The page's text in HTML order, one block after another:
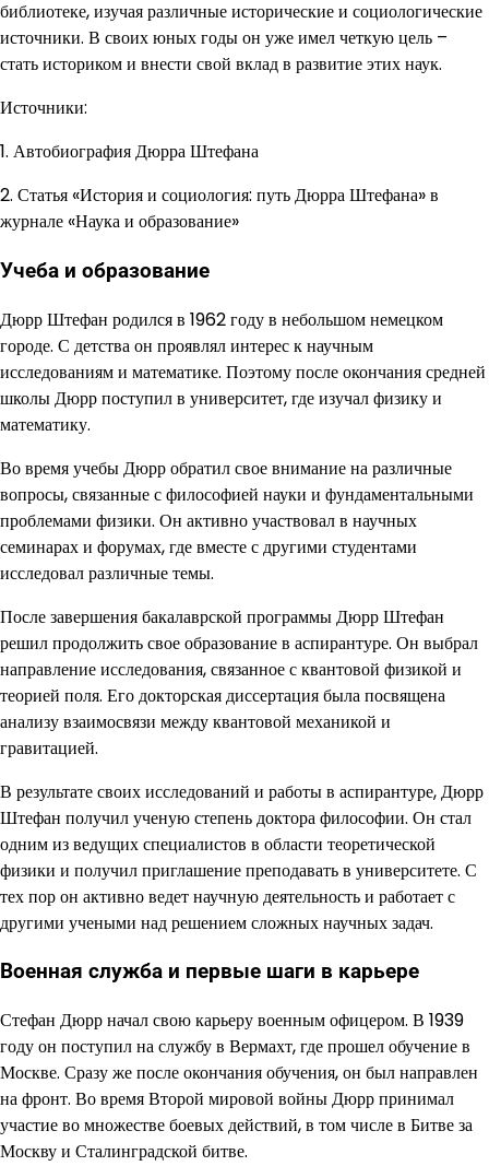
библиотеке, изучая различные исторические и социологические
источники. В своих юных годы он уже имел четкую цель –
стать историком и внести свой вклад в развитие этих наук.
Источники:
1. Автобиография Дюрра Штефана
2. Статья «История и социология: путь Дюрра Штефана» в
журнале «Наука и образование»
Учеба и образование
Дюрр Штефан родился в 1962 году в небольшом немецком
городе. С детства он проявлял интерес к научным
исследованиям и математике. Поэтому после окончания средней
школы Дюрр поступил в университет, где изучал физику и
математику.
Во время учебы Дюрр обратил свое внимание на различные
вопросы, связанные с философией науки и фундаментальными
проблемами физики. Он активно участвовал в научных
семинарах и форумах, где вместе с другими студентами
исследовал различные темы.
После завершения бакалаврской программы Дюрр Штефан
решил продолжить свое образование в аспирантуре. Он выбрал
направление исследования, связанное с квантовой физикой и
теорией поля. Его докторская диссертация была посвящена
анализу взаимосвязи между квантовой механикой и
гравитацией.
В результате своих исследований и работы в аспирантуре, Дюрр
Штефан получил ученую степень доктора философии. Он стал
одним из ведущих специалистов в области теоретической
физики и получил приглашение преподавать в университете. С
тех пор он активно ведет научную деятельность и работает с
другими учеными над решением сложных научных задач.
Военная служба и первые шаги в карьере
Стефан Дюрр начал свою карьеру военным офицером. В 1939
году он поступил на службу в Вермахт, где прошел обучение в
Москве. Сразу же после окончания обучения, он был направлен
на фронт. Во время Второй мировой войны Дюрр принимал
участие во множестве боевых действий, в том числе в Битве за
Москву и Сталинградской битве.